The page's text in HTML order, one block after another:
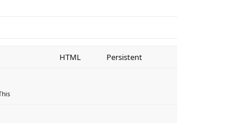
HTML Persistent